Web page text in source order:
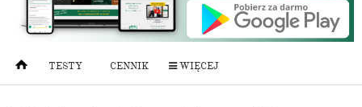
TESTY CENNIK WIĘCEJ